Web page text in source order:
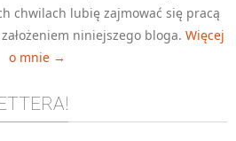
CSS 3
JavaScript
PHP
chwilach lubię zajmować się pracą
niniejszego bloga. Więcej
o mnie →